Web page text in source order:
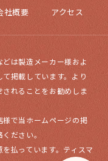
社概要 アクセス
は製造メーカー様およ
掲載しています。より
れることをお勧めしま
で当ホームページの掲
ださい。
払っています。ティスマ